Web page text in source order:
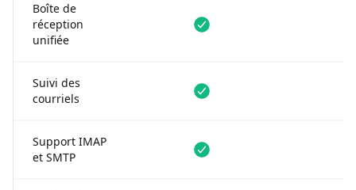
Boîte de
réception
unifiée
Disponible
Suivi des
courriels
Disponible
Support IMAP
et SMTP
Disponible